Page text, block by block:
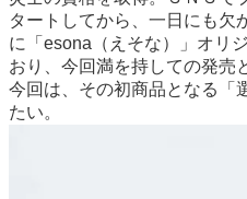
タートしてから、一日にも欠
に「esona（えそな）」オリ
おり、今回満を持しての発売
今回は、その初商品となる「
たい。